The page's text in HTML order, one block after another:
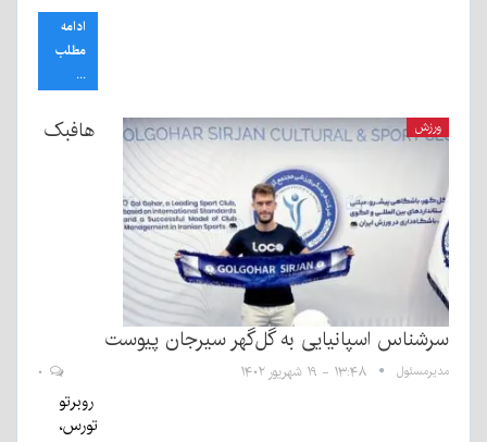
ادامه
مطلب
...
ورزش هافبک
سرشناس اسپانیایی به گل‌گهر سیرجان پیوست
مدیرمسئول ۱۳:۴۸ - ۱۹ شهریور ۱۴۰۲
روبرتو
تورس،